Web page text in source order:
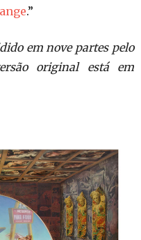
.”
em nove partes pelo
original está em